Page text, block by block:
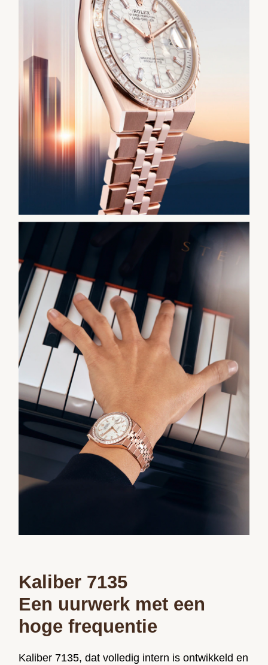
Kaliber 7135
Een uurwerk met een
hoge frequentie
Kaliber 7135, dat volledig intern is ontwikkeld en